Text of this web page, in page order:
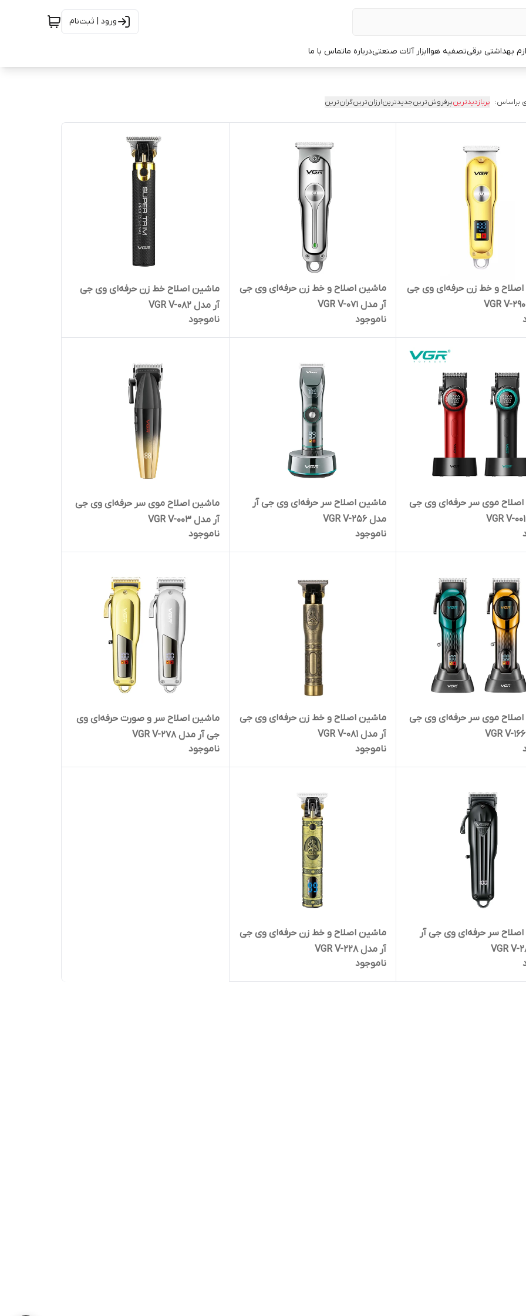
ورود | ثبت‌نام
بهداشتی برقیتصفیه هواابزار آلات صنعتیدرباره ماتماس با ما
براساس: پربازدیدترینپرفروش‌ترینجدیدترینارزان‌ترینگران‌ترین
و خط زن حرفه‌ای وی جی
ماشین اصلاح و خط زن حرفه‌ای وی جی
آر مدل VGR V-071
ناموجود
ماشین اصلاح خط زن حرفه‌ای وی جی
آر مدل VGR V-082
ناموجود
موی سر حرفه‌ای وی جی
ماشین اصلاح سر حرفه‌ای وی جی آر
مدل VGR V-256
ناموجود
ماشین اصلاح موی سر حرفه‌ای وی جی
آر مدل VGR V-003
ناموجود
موی سر حرفه‌ای وی جی
ماشین اصلاح و خط زن حرفه‌ای وی جی
آر مدل VGR V-081
ناموجود
ماشین اصلاح سر و صورت حرفه‌ای وی
جی آر مدل VGR V-278
ناموجود
سر حرفه‌ای وی جی آر
ماشین اصلاح و خط زن حرفه‌ای وی جی
آر مدل VGR V-228
ناموجود